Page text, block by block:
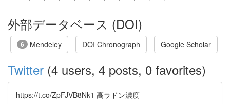
外部データベース (DOI)
6 Mendeley DOI Chronograph Google Scholar
Twitter (4 users, 4 posts, 0 favorites)
https://t.co/ZpFJVB8Nk1 高ラドン濃度